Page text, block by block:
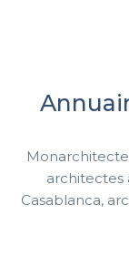
architectes
Casablanca,